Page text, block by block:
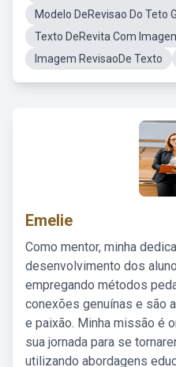
Modelo DeRevisao Do Teto
Texto DeRevita Com
Imagem RevisaoDe Texto
Emelie
Como mentor, minha
desenvolvimento dos
empregando métodos
conexões genuínas e são
e paixão. Minha missão é
sua jornada para se
utilizando abordagens